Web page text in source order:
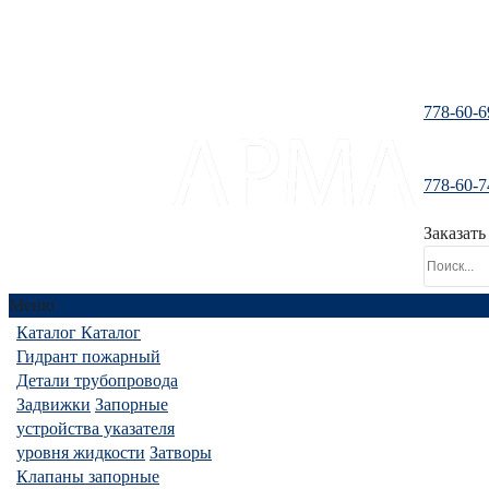
778-60-
778-60-
Меню
Каталог Каталог
Гидрант пожарный
Детали трубопровода
Задвижки Запорные
устройства указателя
уровня жидкости Затворы
Клапаны запорные